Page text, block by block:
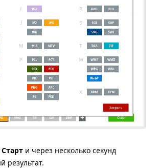
Старт и через несколько секунд
результат.